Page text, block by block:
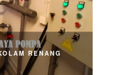
RENANG